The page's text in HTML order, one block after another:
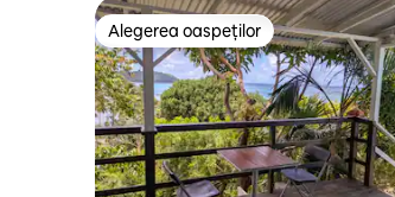
Alegerea oaspeților
Alegerea oaspeților